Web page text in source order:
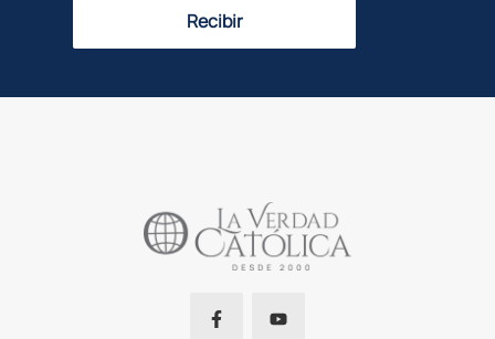
Recibir